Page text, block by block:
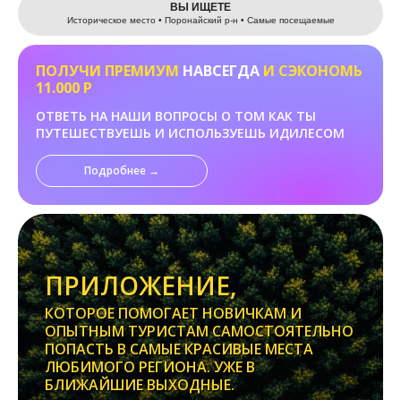
ВЫ ИЩЕТЕ
Историческое место • Поронайский р-н • Самые посещаемые
ПОЛУЧИ ПРЕМИУМ НАВСЕГДА И СЭКОНОМЬ
11.000 Р
ОТВЕТЬ НА НАШИ ВОПРОСЫ О ТОМ КАК ТЫ
ПУТЕШЕСТВУЕШЬ И ИСПОЛЬЗУЕШЬ ИДИЛЕСОМ
Подробнее →
ПРИЛОЖЕНИЕ,
КОТОРОЕ ПОМОГАЕТ НОВИЧКАМ И
ОПЫТНЫМ ТУРИСТАМ САМОСТОЯТЕЛЬНО
ПОПАСТЬ В САМЫЕ КРАСИВЫЕ МЕСТА
ЛЮБИМОГО РЕГИОНА. УЖЕ В
БЛИЖАЙШИЕ ВЫХОДНЫЕ.